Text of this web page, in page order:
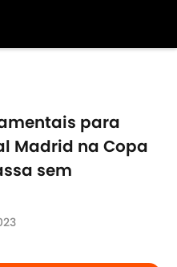
para
Madrid na Copa
sem